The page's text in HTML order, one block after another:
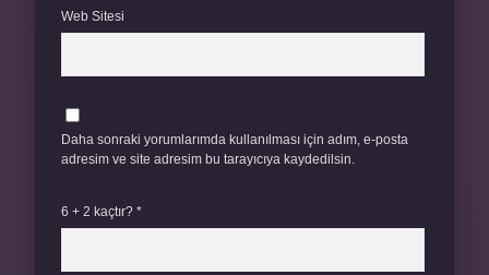
Web Sitesi
Daha sonraki yorumlarımda kullanılması için adım, e-posta
adresim ve site adresim bu tarayıcıya kaydedilsin.
6 + 2 kaçtır? *